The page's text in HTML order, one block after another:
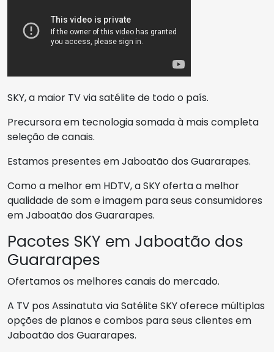
SKY, a maior TV via satélite de todo o país.
Precursora em tecnologia somada à mais completa
seleção de canais.
Estamos presentes em Jaboatão dos Guararapes.
Como a melhor em HDTV, a SKY oferta a melhor
qualidade de som e imagem para seus consumidores
em Jaboatão dos Guararapes.
Pacotes SKY em Jaboatão dos
Guararapes
Ofertamos os melhores canais do mercado.
A TV pos Assinatuta via Satélite SKY oferece múltiplas
opções de planos e combos para seus clientes em
Jaboatão dos Guararapes.